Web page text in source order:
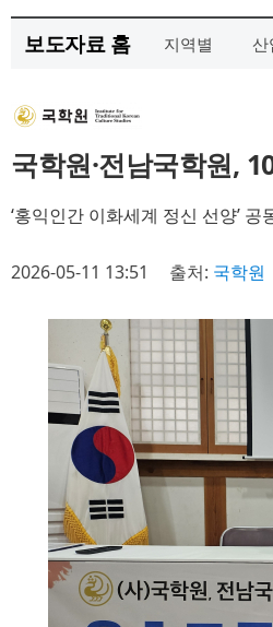
보도자료 홈 지역별 산
국학원·전남국학원,
‘홍익인간 이화세계 정신 선양’
2026-05-11 13:51 출처: 국학원